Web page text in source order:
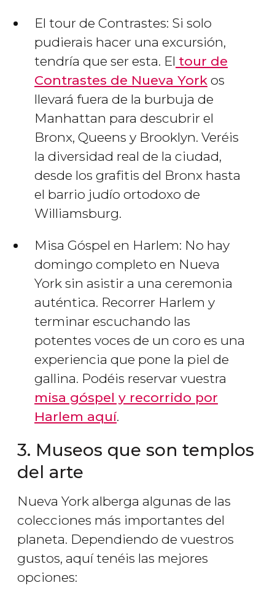
El tour de Contrastes: Si solo
pudierais hacer una excursión,
tendría que ser esta. El tour de
Contrastes de Nueva York os
llevará fuera de la burbuja de
Manhattan para descubrir el
Bronx, Queens y Brooklyn. Veréis
la diversidad real de la ciudad,
desde los grafitis del Bronx hasta
el barrio judío ortodoxo de
Williamsburg.
Misa Góspel en Harlem: No hay
domingo completo en Nueva
York sin asistir a una ceremonia
auténtica. Recorrer Harlem y
terminar escuchando las
potentes voces de un coro es una
experiencia que pone la piel de
gallina. Podéis reservar vuestra
misa góspel y recorrido por
Harlem aquí.
3. Museos que son templos
del arte
Nueva York alberga algunas de las
colecciones más importantes del
planeta. Dependiendo de vuestros
gustos, aquí tenéis las mejores
opciones: